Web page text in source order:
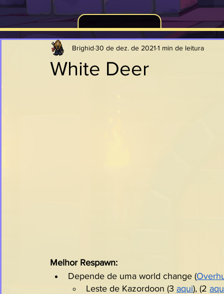
White Deer
Brighid 30 de dez. de 2021 1 min de leitura
Melhor Respawn:
Depende de uma world change (
Leste de Kazordoon (3 aqui), (2